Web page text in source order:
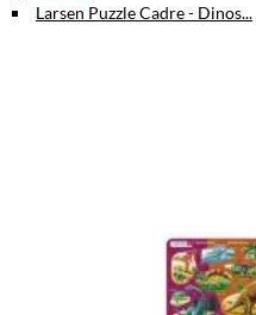
Larsen Puzzle Cadre - Dinos...